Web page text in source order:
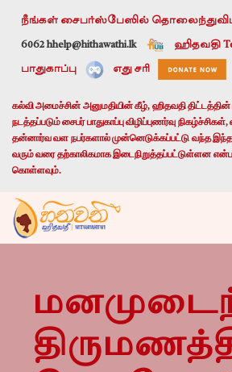
நீங்கள் சைபர்ஸ்பேஸில்
6062 hhelp@hithawathi.lk ஹிதவதி
பாதுகாப்பு எது சரி
கல்வி அமைச்சின் அனுமதியின் கீழ், ஹிதவதி திட்டத்தின்
நடத்தப்படும் சைபர் பாதுகாப்பு விழிப்புணர்வு
தன்னார்வ வள நபர்களால் முன்னெடுக்கப்பட்டு வந்த இந்த
வரும் வரை தற்காலிகமாக இடைநிறுத்தப்பட்டுள்ளன
கொள்ளவும்.